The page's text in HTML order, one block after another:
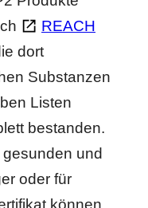
REACH
dort
Substanzen
Listen
bestanden.
und
oder für
können